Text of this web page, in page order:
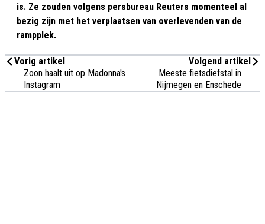
is. Ze zouden volgens persbureau Reuters momenteel al
bezig zijn met het verplaatsen van overlevenden van de
rampplek.
Vorig artikel
Zoon haalt uit op Madonna's
Instagram
Volgend artikel
Meeste fietsdiefstal in
Nijmegen en Enschede